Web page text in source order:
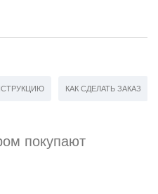
КАК СДЕЛАТЬ ЗАКАЗ
покупают